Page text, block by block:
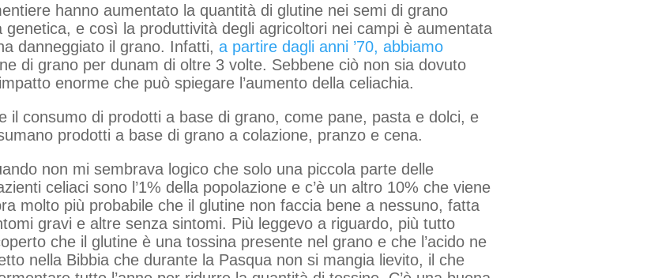
hanno aumentato la quantità di glutine nei semi di grano
genetica, e così la produttività degli agricoltori nei campi è aumentata
danneggiato il grano. Infatti,a partire dagli anni ’70, abbiamo
di grano per dunam di oltre 3 volte. Sebbene ciò non sia dovuto
enorme che può spiegare l’aumento della celiachia.
il consumo di prodotti a base di grano, come pane, pasta e dolci, e
prodotti a base di grano a colazione, pranzo e cena.
non mi sembrava logico che solo una piccola parte delle
celiaci sono l’1% della popolazione e c’è un altro 10% che viene
molto più probabile che il glutine non faccia bene a nessuno, fatta
gravi e altre senza sintomi. Più leggevo a riguardo, più tutto
che il glutine è una tossina presente nel grano e che l’acido ne
nella Bibbia che durante la Pasqua non si mangia lievito, il che